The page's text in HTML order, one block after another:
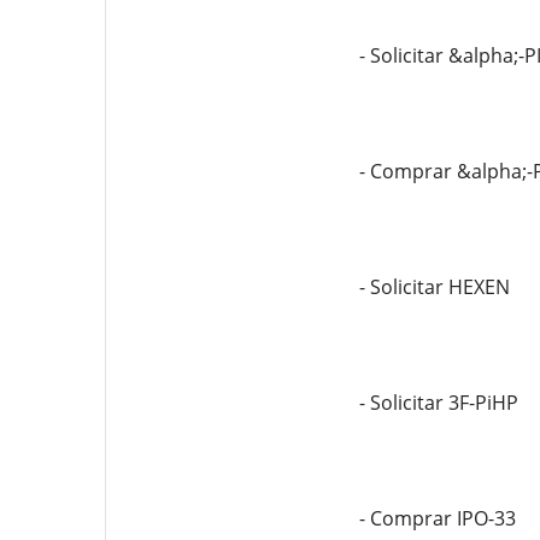
- Solicitar &alpha;-
- Comprar &alpha;-
- Solicitar HEXEN
- Solicitar 3F-PiHP
- Comprar IPO-33